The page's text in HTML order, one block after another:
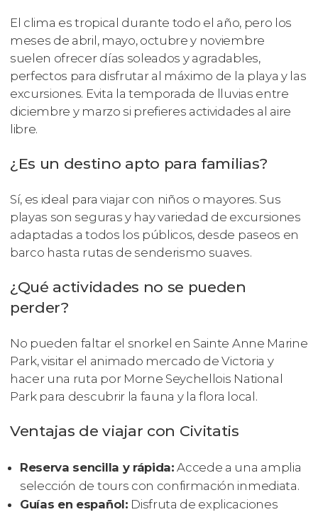
El clima es tropical durante todo el año, pero los
meses de abril, mayo, octubre y noviembre
suelen ofrecer días soleados y agradables,
perfectos para disfrutar al máximo de la playa y las
excursiones. Evita la temporada de lluvias entre
diciembre y marzo si prefieres actividades al aire
libre.
¿Es un destino apto para familias?
Sí, es ideal para viajar con niños o mayores. Sus
playas son seguras y hay variedad de excursiones
adaptadas a todos los públicos, desde paseos en
barco hasta rutas de senderismo suaves.
¿Qué actividades no se pueden
perder?
No pueden faltar el snorkel en Sainte Anne Marine
Park, visitar el animado mercado de Victoria y
hacer una ruta por Morne Seychellois National
Park para descubrir la fauna y la flora local.
Ventajas de viajar con Civitatis
Reserva sencilla y rápida: Accede a una amplia
selección de tours con confirmación inmediata.
Guías en español: Disfruta de explicaciones